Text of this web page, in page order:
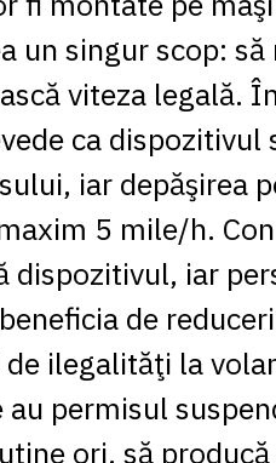
un singur scop:
viteza legală.
ca dispozitivul
iar depăşirea
5 mile/h.
dispozitivul, iar
de
ilegalităţi la
permisul
ori, să